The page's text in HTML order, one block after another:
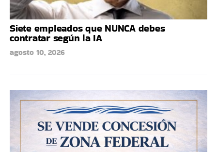
Siete empleados que NUNCA debes
contratar según la IA
agosto 10, 2026